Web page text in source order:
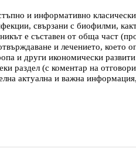
и информативно
свързани с биофилми,
е съставен от обща част
и лечението, което
и други икономически
раздел (с коментар на
актуална и важна